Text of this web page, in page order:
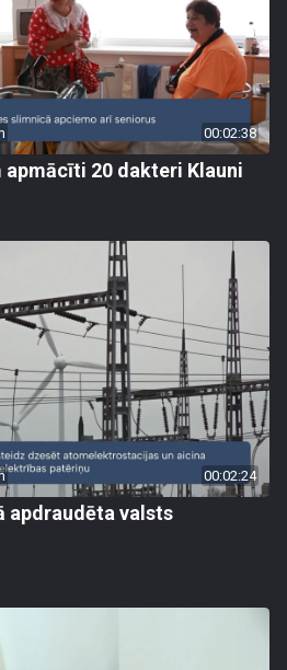
00:02:38
apmācīti 20 dakteri Klauni
00:02:24
apdraudēta valsts